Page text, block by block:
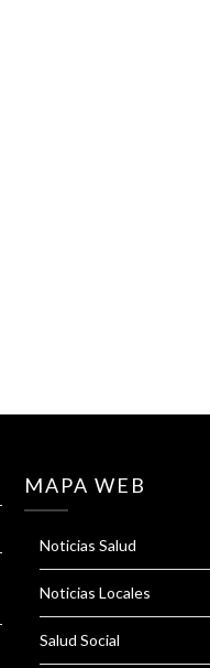
MAPA WEB
Noticias Salud
Noticias Locales
Salud Social